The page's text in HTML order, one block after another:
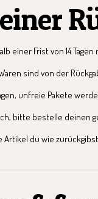
einer Frist von 14 Tagen
sind von der
unfreie Pakete
bitte bestelle deinen
Artikel du wie zurückgibst